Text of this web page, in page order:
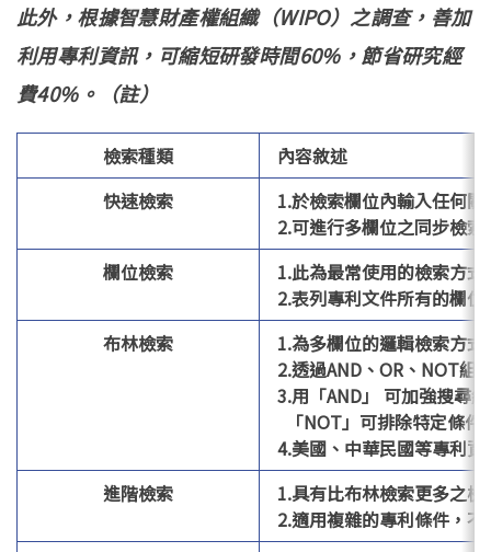
此外，根據智慧財產權組織（WIPO）之調查，善加
利用專利資訊，可縮短研發時間60%，節省研究經
費40%。（註）
檢索種類
內容敘述
快速檢索
1.於檢索欄位內輸入任何
2.可進行多欄位之同步檢索
欄位檢索
1.此為最常使用的檢索方式
2.表列專利文件所有的欄
布林檢索
1.為多欄位的邏輯檢索方式
2.透過AND、OR、NOT組
3.用「AND」 可加強搜尋
「NOT」可排除特定條件
4.美國、中華民國等專利
進階檢索
1.具有比布林檢索更多之
2.適用複雜的專利條件，